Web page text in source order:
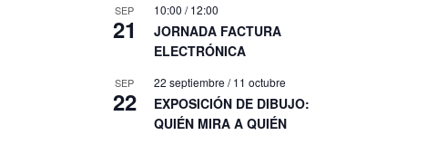
SEP
21
10:00 /12:00
JORNADA FACTURA
ELECTRÓNICA
SEP
22
22 septiembre /11 octubre
EXPOSICIÓN DE DIBUJO:
QUIÉN MIRA A QUIÉN